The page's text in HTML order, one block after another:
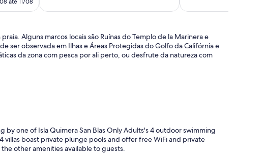
402 €
11
10,
9
comentários
Alguns marcos locais são Ruínas do Templo de la Marinera e
ser observada em Ilhas e Áreas Protegidas do Golfo da Califórnia e
da zona com pesca por ali perto, ou desfrute da natureza com
by one of Isla Quimera San Blas Only Adults's 4 outdoor swimming
villas boast private plunge pools and offer free WiFi and private
other amenities available to guests.